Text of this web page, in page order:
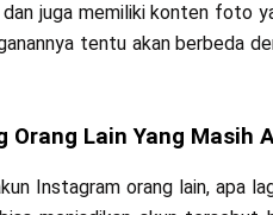
juga memiliki konten foto
tentu akan berbeda
Orang Lain Yang Masih
Instagram orang lain, apa